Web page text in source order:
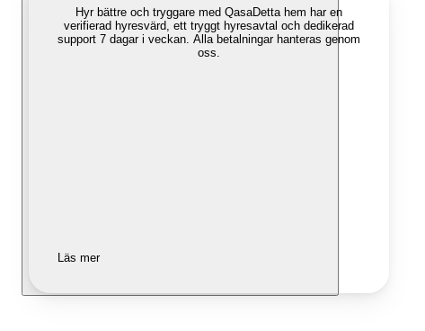
Hyr bättre och tryggare med QasaDetta hem har en
verifierad hyresvärd, ett tryggt hyresavtal och dedikerad
support 7 dagar i veckan. Alla betalningar hanteras genom
oss.
Läs mer